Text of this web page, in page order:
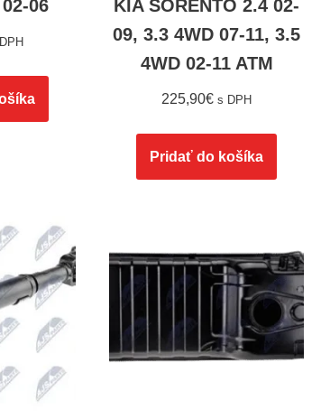
06
KIA SORENTO 2.4 02-
09, 3.3 4WD 07-11, 3.5
4WD 02-11 ATM
225,90€ s DPH
Pridať do košíka